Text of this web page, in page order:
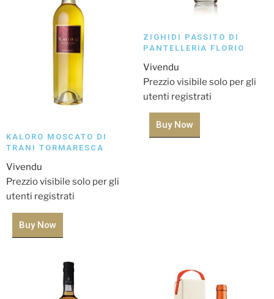
KALORO MOSCATO DI
TRANI TORMARESCA
Vivendu
Prezzio visibile solo per gli
utenti registrati
Buy Now
ZIGHIDI PASSITO DI
PANTELLERIA FLORIO
Vivendu
Prezzio visibile solo per gli
utenti registrati
Buy Now